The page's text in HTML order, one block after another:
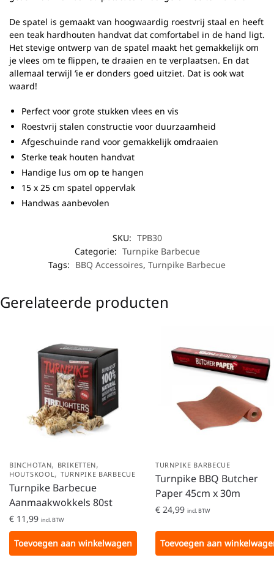
De spatel is gemaakt van hoogwaardig roestvrij staal en heeft
een teak hardhouten handvat dat comfortabel in de hand ligt.
Het stevige ontwerp van de spatel maakt het gemakkelijk om
je vlees om te flippen, te draaien en te verplaatsen. En dat
allemaal terwijl ‘ie er donders goed uitziet. Dat is ook wat
waard!
Perfect voor grote stukken vlees en vis
Roestvrij stalen constructie voor duurzaamheid
Afgeschuinde rand voor gemakkelijk omdraaien
Sterke teak houten handvat
Handige lus om op te hangen
15 x 25 cm spatel oppervlak
Handwas aanbevolen
SKU: TPB30
Categorie: Turnpike Barbecue
Tags: BBQ Accessoires, Turnpike Barbecue
Gerelateerde producten
BINCHOTAN, BRIKETTEN,
HOUTSKOOL , TURNPIKE BARBECUE
Turnpike Barbecue
Aanmaakwokkels 80st
€ 11,99 incl. BTW
Toevoegen aan winkelwagen
TURNPIKE BARBECUE
Turnpike BBQ Butcher
Paper 45cm x 30m
€ 24,99 incl. BTW
Toevoegen aan